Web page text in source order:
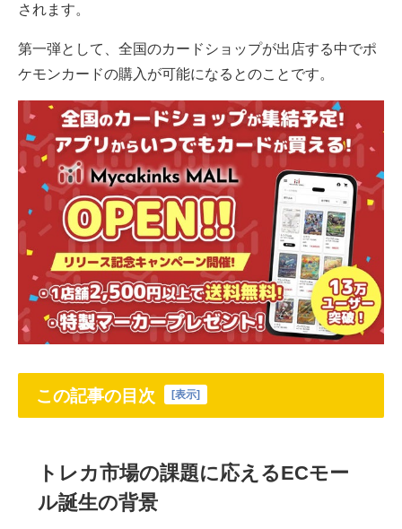
されます。
第一弾として、全国のカードショップが出店する中でポ
ケモンカードの購入が可能になるとのことです。
この記事の目次 [表示]
トレカ市場の課題に応えるECモー
ル誕生の背景